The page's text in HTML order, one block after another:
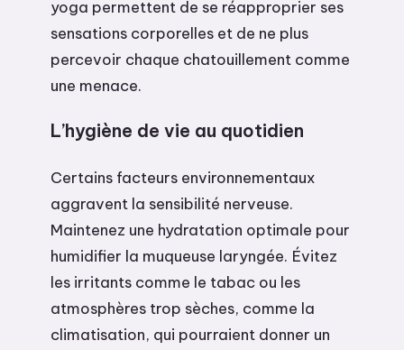
yoga permettent de se réapproprier ses
sensations corporelles et de ne plus
percevoir chaque chatouillement comme
une menace.
L’hygiène de vie au quotidien
Certains facteurs environnementaux
aggravent la sensibilité nerveuse.
Maintenez une hydratation optimale pour
humidifier la muqueuse laryngée. Évitez
les irritants comme le tabac ou les
atmosphères trop sèches, comme la
climatisation, qui pourraient donner un